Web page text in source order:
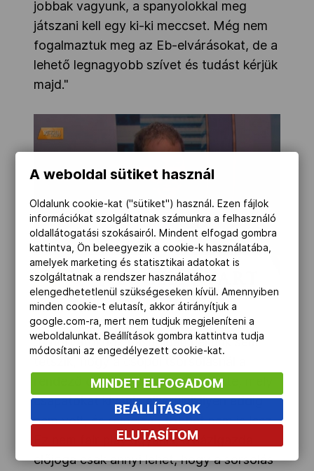
jobbak vagyunk, a spanyolokkal meg
játszani kell egy ki-ki meccset. Még nem
fogalmaztuk meg az Eb-elvárásokat, de a
lehető legnagyobb szívet és tudást kérjük
majd."
„A horvátokhoz hasonlóan nekünk sem
rendező ország, Dánia eldönthette, mely
csapatokat kívánja elkerülni: ilyen eddig
nem volt, és remélem, többet nem is lesz.
Ez nem fair play ugyanis, a házigazda
előjoga csak annyi lehet, hogy a sorsolás
A weboldal sütiket használ
Oldalunk cookie-kat ("sütiket") használ. Ezen fájlok
információkat szolgáltatnak számunkra a felhasználó
oldallátogatási szokásairól. Mindent elfogad gombra
kattintva, Ön beleegyezik a cookie-k használatába,
amelyek marketing és statisztikai adatokat is
szolgáltatnak a rendszer használatához
elengedhetetlenül szükségeseken kívül. Amennyiben
minden cookie-t elutasít, akkor átirányítjuk a
google.com-ra, mert nem tudjuk megjeleníteni a
weboldalunkat. Beállítások gombra kattintva tudja
módosítani az engedélyezett cookie-kat.
MINDET ELFOGADOM
BEÁLLÍTÁSOK
ELUTASÍTOM